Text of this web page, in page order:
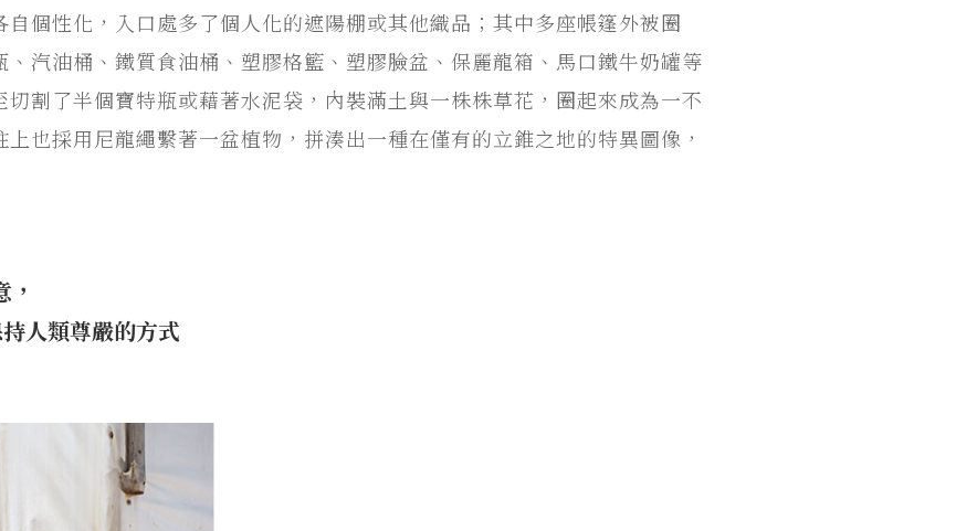
個性化，入口處多了個人化的遮陽棚或其他織品；其中多座帳篷外被圈
汽油桶、鐵質食油桶、塑膠格籃、塑膠臉盆、保麗龍箱、馬口鐵牛奶罐等
割了半個寶特瓶或藉著水泥袋，內裝滿土與一株株草花，圈起來成為一不
也採用尼龍繩繫著一盆植物，拼湊出一種在僅有的立錐之地的特異圖像，
人類尊嚴的方式